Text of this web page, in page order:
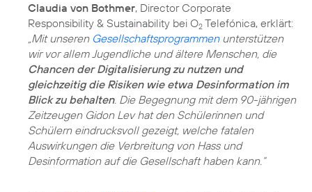
Claudia von Bothmer, Director Corporate
Responsibility & Sustainability bei O2 Telefónica, erklärt:
„Mit unseren Gesellschaftsprogrammenunterstützen
wir vor allem Jugendliche und ältere Menschen, die
Chancen der Digitalisierung zu nutzen und
gleichzeitig die Risiken wie etwa Desinformation im
Blick zu behalten. Die Begegnung mit dem 90-jährigen
Zeitzeugen Gidon Lev hat den Schülerinnen und
Schülern eindrucksvoll gezeigt, welche fatalen
Auswirkungen die Verbreitung von Hass und
Desinformation auf die Gesellschaft haben kann.“